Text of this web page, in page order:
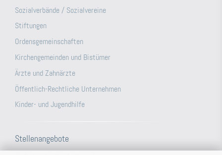
Sozialverbände / Sozialvereine
Stiftungen
Ordensgemeinschaften
Kirchengemeinden und Bistümer
Ärzte und Zahnärzte
Öffentlich-Rechtliche Unternehmen
Kinder- und Jugendhilfe
Stellenangebote